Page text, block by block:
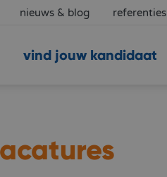
nieuws & blog referenties
vind jouw kandidaat